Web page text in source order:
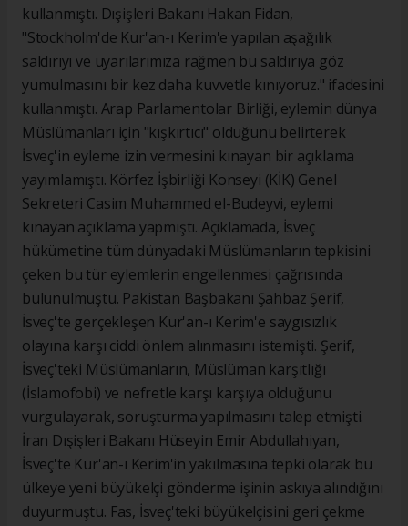
kullanmıştı. Dışişleri Bakanı Hakan Fidan,
"Stockholm'de Kur'an-ı Kerim'e yapılan aşağılık
saldırıyı ve uyarılarımıza rağmen bu saldırıya göz
yumulmasını bir kez daha kuvvetle kınıyoruz." ifadesini
kullanmıştı. Arap Parlamentolar Birliği, eylemin dünya
Müslümanları için "kışkırtıcı" olduğunu belirterek
İsveç'in eyleme izin vermesini kınayan bir açıklama
yayımlamıştı. Körfez İşbirliği Konseyi (KİK) Genel
Sekreteri Casim Muhammed el-Budeyvi, eylemi
kınayan açıklama yapmıştı. Açıklamada, İsveç
hükümetine tüm dünyadaki Müslümanların tepkisini
çeken bu tür eylemlerin engellenmesi çağrısında
bulunulmuştu. Pakistan Başbakanı Şahbaz Şerif,
İsveç'te gerçekleşen Kur'an-ı Kerim'e saygısızlık
olayına karşı ciddi önlem alınmasını istemişti. Şerif,
İsveç'teki Müslümanların, Müslüman karşıtlığı
(İslamofobi) ve nefretle karşı karşıya olduğunu
vurgulayarak, soruşturma yapılmasını talep etmişti.
İran Dışişleri Bakanı Hüseyin Emir Abdullahiyan,
İsveç'te Kur'an-ı Kerim'in yakılmasına tepki olarak bu
ülkeye yeni büyükelçi gönderme işinin askıya alındığını
duyurmuştu. Fas, İsveç'teki büyükelçisini geri çekme